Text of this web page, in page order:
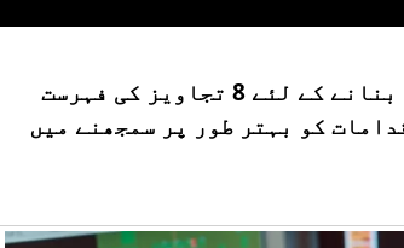
یہ مضمون چین میں سمارٹ واچز کو اپنی مرضی کے مطابق بنانے کے لئے 8 تجاویز کی فہرست
کو بہتر طور پر سمجھنے میں